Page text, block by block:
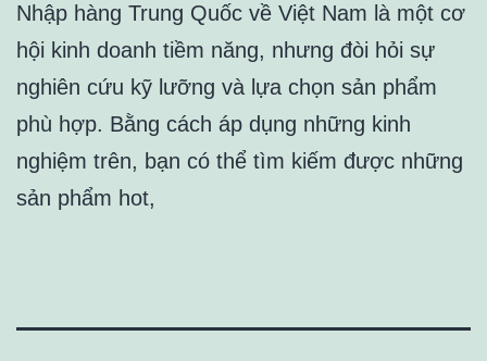
Nhập hàng Trung Quốc về Việt Nam là một cơ
hội kinh doanh tiềm năng, nhưng đòi hỏi sự
nghiên cứu kỹ lưỡng và lựa chọn sản phẩm
phù hợp. Bằng cách áp dụng những kinh
nghiệm trên, bạn có thể tìm kiếm được những
sản phẩm hot,